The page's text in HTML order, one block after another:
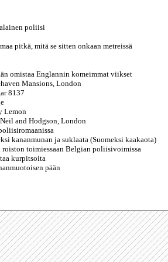
poliisi
pitkä, mitä se sitten onkaan metreissä
omistaa Englannin komeimmat viikset
Mansions, London
8137
Lemon
and Hodgson, London
kananmunan ja suklaata (Suomeksi kaakaota)
toimiessaan Belgian poliisivoimissa
kurpitsoita
pään